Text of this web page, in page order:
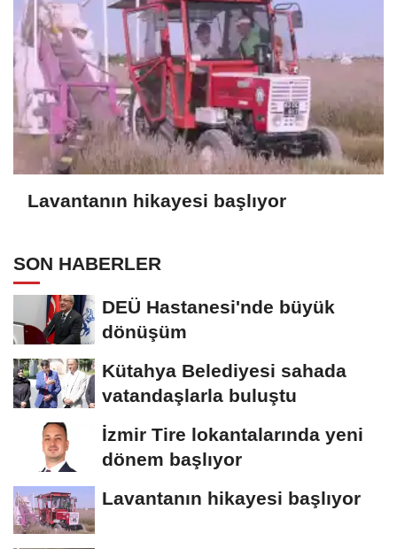
Lavantanın hikayesi başlıyor
SON HABERLER
DEÜ Hastanesi'nde büyük
dönüşüm
Kütahya Belediyesi sahada
vatandaşlarla buluştu
İzmir Tire lokantalarında yeni
dönem başlıyor
Lavantanın hikayesi başlıyor